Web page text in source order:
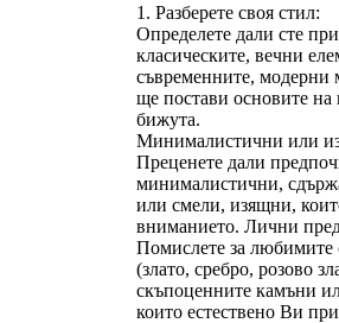
Разберете своя стил:
Определете дали сте
класическите, вечни
съвременните, модерни
ще постави основите на
бижута.
Минималистични или
Преценете дали
минималистични,
или смели, изящни,
вниманието. Лични
Помислете за любимите
(злато, сребро, розово
скъпоценните камъни
които естествено Ви